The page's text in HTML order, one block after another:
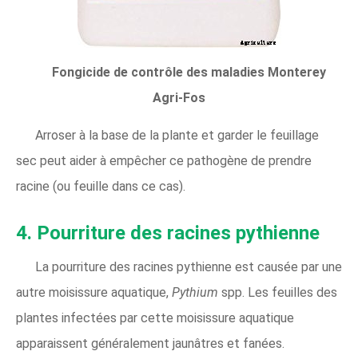
Fongicide de contrôle des maladies Monterey
Agri-Fos
Arroser à la base de la plante et garder le feuillage
sec peut aider à empêcher ce pathogène de prendre
racine (ou feuille dans ce cas).
4. Pourriture des racines pythienne
La pourriture des racines pythienne est causée par une
autre moisissure aquatique, Pythium spp. Les feuilles des
plantes infectées par cette moisissure aquatique
apparaissent généralement jaunâtres et fanées.